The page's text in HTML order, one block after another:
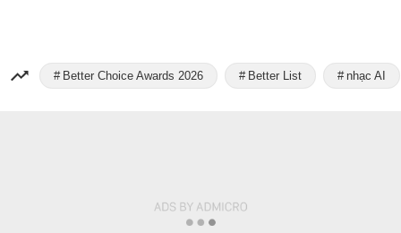
Better Choice Awards 2026 Better List nhạc AI